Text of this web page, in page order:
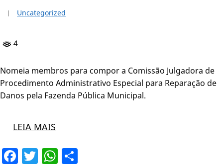
Uncategorized
4
Nomeia membros para compor a Comissão Julgadora de
Procedimento Administrativo Especial para Reparação de
Danos pela Fazenda Pública Municipal.
LEIA MAIS
Facebook
TwitterWhatsApp